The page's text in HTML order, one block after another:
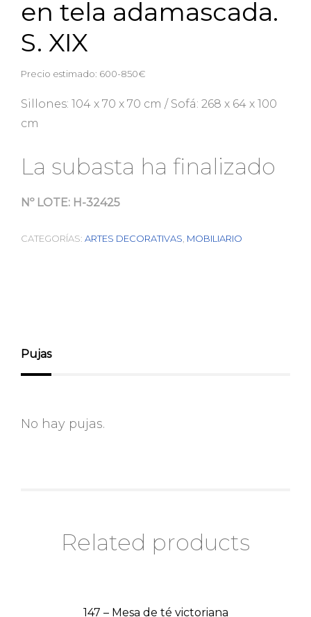
en tela adamascada.
S. XIX
Precio estimado: 600-850€
Sillones: 104 x 70 x 70 cm / Sofá: 268 x 64 x 100
cm
La subasta ha finalizado
Nº LOTE: H-32425
CATEGORÍAS: ARTES DECORATIVAS MOBILIARIO
Pujas
No hay pujas.
Related products
147 – Mesa de té victoriana